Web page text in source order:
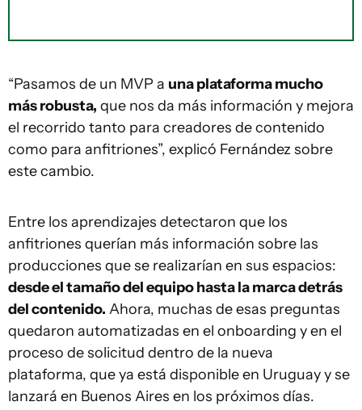
“Pasamos de un MVP a una plataforma mucho
más robusta, que nos da más información y mejora
el recorrido tanto para creadores de contenido
como para anfitriones”, explicó Fernández sobre
este cambio.
Entre los aprendizajes detectaron que los
anfitriones querían más información sobre las
producciones que se realizarían en sus espacios:
desde el tamaño del equipo hasta la marca detrás
del contenido. Ahora, muchas de esas preguntas
quedaron automatizadas en el onboarding y en el
proceso de solicitud dentro de la nueva
plataforma, que ya está disponible en Uruguay y se
lanzará en Buenos Aires en los próximos días.